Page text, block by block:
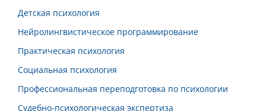
Детская психология
Нейролингвистическое программирование
Практическая психология
Социальная психология
Профессиональная переподготовка по психологии
Судебно-психологическая экспертиза